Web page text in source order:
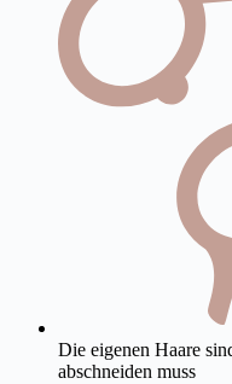
Die eigenen Haare
abschneiden muss